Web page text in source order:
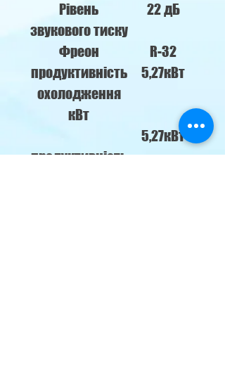
Рівень
звукового тиску
22 дБ
Фреон
R-32
продуктивність
охолодження
кВт
5,27кВт
продуктивність
5,27кВт